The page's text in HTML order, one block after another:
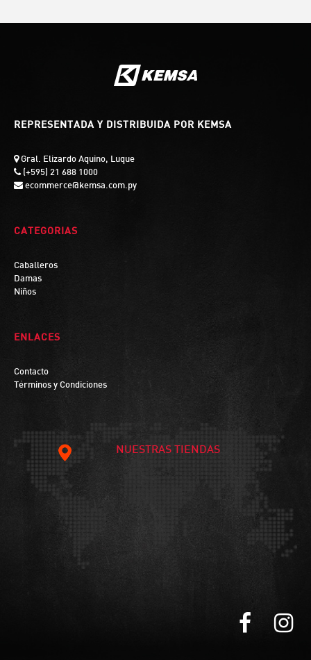
REPRESENTADA Y DISTRIBUIDA POR KEMSA
Gral. Elizardo Aquino, Luque
(+595) 21 688 1000
ecommerce@kemsa.com.py
CATEGORIAS
Caballeros
Damas
Niños
ENLACES
Contacto
Términos y Condiciones
NUESTRAS TIENDAS